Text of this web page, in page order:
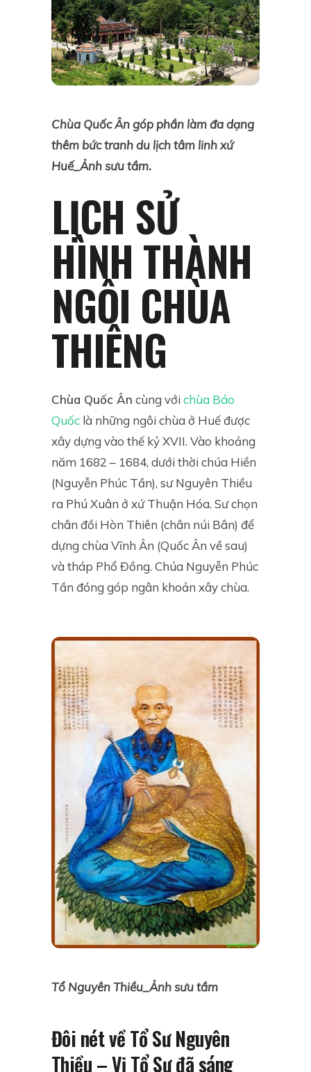
Chùa Quốc Ân góp phần làm đa dạng
thêm bức tranh du lịch tâm linh xứ
Huế_Ảnh sưu tầm.
LỊCH SỬ
HÌNH THÀNH
NGÔI CHÙA
THIÊNG
Chùa Quốc Ân cùng với chùa Báo
Quốc là những ngôi chùa ở Huế được
xây dựng vào thế kỷ XVII. Vào khoảng
năm 1682 – 1684, dưới thời chúa Hiền
(Nguyễn Phúc Tần), sư Nguyên Thiều
ra Phú Xuân ở xứ Thuận Hóa. Sư chọn
chân đồi Hòn Thiên (chân núi Bân) để
dựng chùa Vĩnh Ân (Quốc Ân về sau)
và tháp Phổ Đồng. Chúa Nguyễn Phúc
Tần đóng góp ngân khoản xây chùa.
Tổ Nguyên Thiều_Ảnh sưu tầm
Đôi nét về Tổ Sư Nguyên
Thiều – Vị Tổ Sư đã sáng